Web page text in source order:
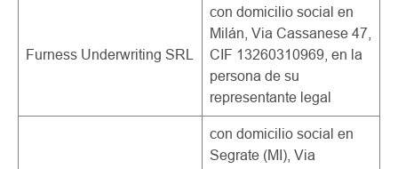
Furness Underwriting SRL
con domicilio social en
Milán, Via Cassanese 47,
CIF 13260310969, en la
persona de su
representante legal
con domicilio social en
Segrate (MI), Via